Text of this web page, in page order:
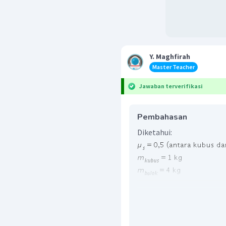
Y. Maghfirah
Master Teacher
Jawaban terverifikasi
Pembahasan
Diketahui:
Jika yang ditanya